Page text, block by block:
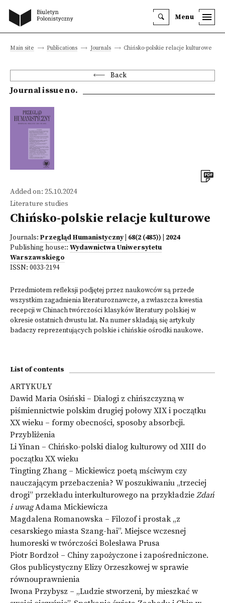
Menu
Main site Publications Journals Chińsko-polskie relacje kulturowe
Back
Journal issue no.
Added on: 25.10.2024
Literature studies
Chińsko-polskie relacje kulturowe
Journals: Przegląd Humanistyczny| 68(2 (485)) | 2024
Publishing house:: Wydawnictwa Uniwersytetu
Warszawskiego
ISSN: 0033-2194
Przedmiotem refleksji podjętej przez naukowców są przede
wszystkim zagadnienia literaturoznawcze, a zwłaszcza kwestia
recepcji w Chinach twórczości klasyków literatury polskiej w
okresie ostatnich dwustu lat. Na numer składają się artykuły
badaczy reprezentujących polskie i chińskie ośrodki naukowe.
List of contents
ARTYKUŁY
Dawid Maria Osiński – Dialogi z chińszczyzną w
piśmiennictwie polskim drugiej połowy XIX i początku
XX wieku – formy obecności, sposoby absorbcji.
Przybliżenia
Li Yinan – Chińsko-polski dialog kulturowy od XIII do
początku XX wieku
Tingting Zhang – Mickiewicz poetą mściwym czy
nauczającym przebaczenia? W poszukiwaniu „trzeciej
drogi” przekładu interkulturowego na przykładzie Zdań
i uwagAdama Mickiewicza
Magdalena Romanowska – Filozof i prostak „z
cesarskiego miasta Szang-hai”. Miejsce wczesnej
humoreski w twórczości Bolesława Prusa
Piotr Bordzoł – Chiny zapożyczone i zapośredniczone.
Głos publicystyczny Elizy Orzeszkowej w sprawie
równouprawnienia
Iwona Przybysz – „Ludzie stworzeni, by mieszkać w